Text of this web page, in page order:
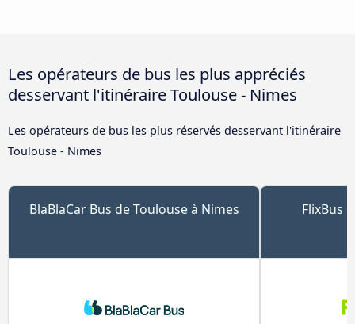
Les opérateurs de bus les plus appréciés
desservant l'itinéraire Toulouse - Nimes
Les opérateurs de bus les plus réservés desservant l'itinéraire
Toulouse - Nimes
BlaBlaCar Bus de Toulouse à Nimes FlixBus